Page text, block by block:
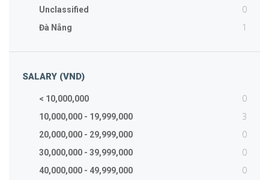
Unclassified 0
Đà Nẵng 1
SALARY (VND)
< 10,000,000 0
10,000,000 - 19,999,000 3
20,000,000 - 29,999,000 0
30,000,000 - 39,999,000 0
40,000,000 - 49,999,000 0